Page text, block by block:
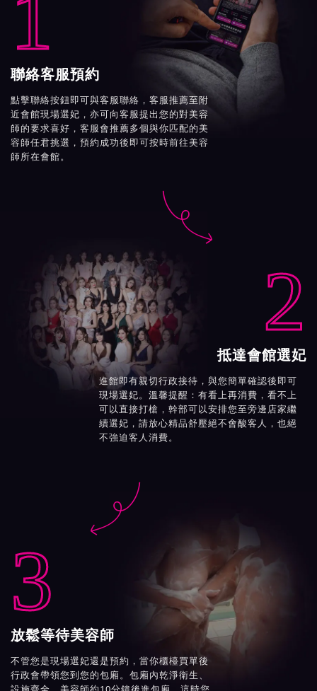
1
聯絡客服預約
點擊聯絡按鈕即可與客服聯絡，客服推薦至附
近會館現場選妃，亦可向客服提出您的對美容
師的要求喜好，客服會推薦多個與你匹配的美
容師任君挑選，預約成功後即可按時前往美容
師所在會館。

2
抵達會館選妃
進館即有親切行政接待，與您簡單確認後即可
現場選妃。溫馨提醒：有看上再消費，看不上
可以直接打槍，幹部可以安排您至旁邊店家繼
續選妃，請放心精品舒壓絕不會酸客人，也絕
不強迫客人消費。

3
放鬆等待美容師
不管您是現場選妃還是預約，當你櫃檯買單後
行政會帶領您到您的包廂。包廂內乾淨衛生、